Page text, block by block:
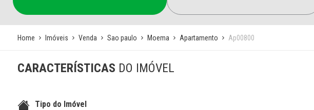
Home Imóveis Venda Sao paulo Moema Apartamento Ap00800
CARACTERÍSTICAS DO IMÓVEL
Tipo do Imóvel